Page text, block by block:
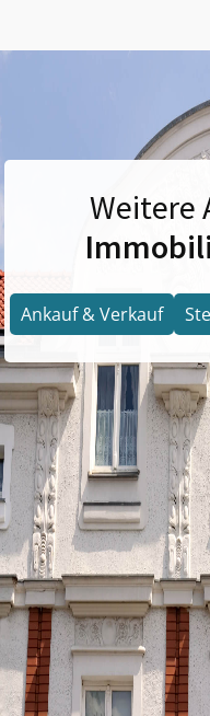
Weitere
Ankauf & Verkauf